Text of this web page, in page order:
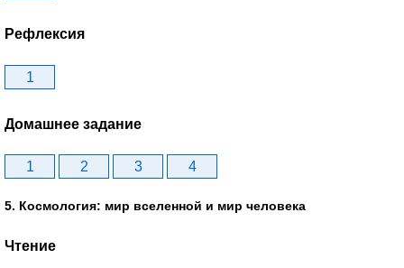
Рефлексия
1
Домашнее задание
1 2 3 4
5. Космология: мир вселенной и мир человека
Чтение